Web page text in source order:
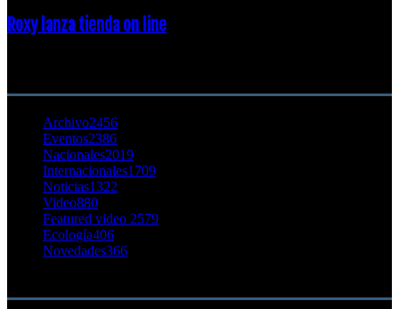
Roxy lanza tienda on line
Archivo2456
Eventos2386
Nacionales2019
Internacionales1709
Noticias1322
Video880
Featured video 2579
Ecología406
Novedades366